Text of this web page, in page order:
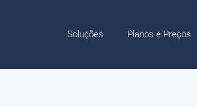
Soluções Planos e Preços